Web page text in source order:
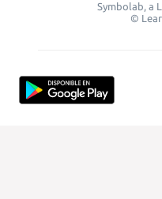
Symbolab, a
©